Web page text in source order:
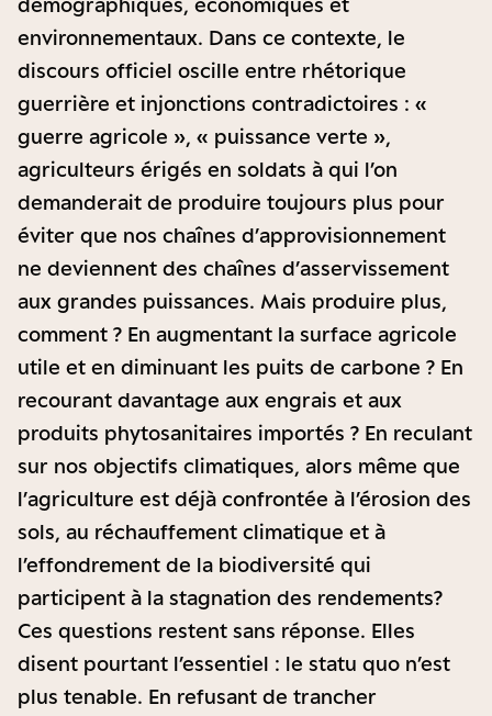
environnementaux. Dans ce contexte, le
discours officiel oscille entre rhétorique
guerrière et injonctions contradictoires : «
guerre agricole », « puissance verte »,
agriculteurs érigés en soldats à qui l’on
demanderait de produire toujours plus pour
éviter que nos chaînes d’approvisionnement
ne deviennent des chaînes d’asservissement
aux grandes puissances. Mais produire plus,
comment ? En augmentant la surface agricole
utile et en diminuant les puits de carbone ? En
recourant davantage aux engrais et aux
produits phytosanitaires importés ? En reculant
sur nos objectifs climatiques, alors même que
l’agriculture est déjà confrontée à l’érosion des
sols, au réchauffement climatique et à
l’effondrement de la biodiversité qui
participent à la stagnation des rendements?
Ces questions restent sans réponse. Elles
disent pourtant l’essentiel : le statu quo n’est
plus tenable. En refusant de trancher